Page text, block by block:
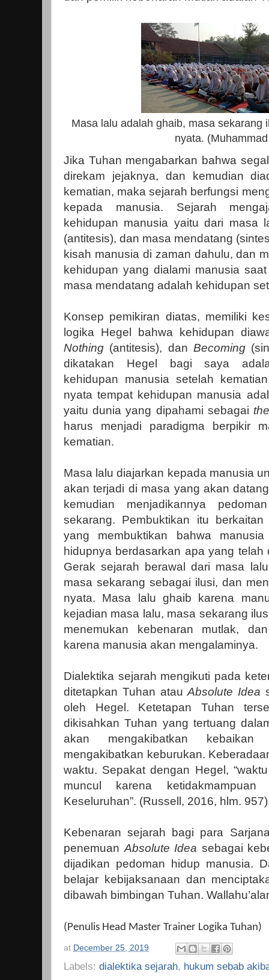
Masa lalu adalah ghaib, masa sekarang
nyata.
Jika Tuhan mengabarkan bahwa
direkam jejaknya, dan kemudian
kematian, maka sejarah berfungsi
kepada manusia. Sejarah
kehidupan manusia yaitu dari masa
(antitesis), dan masa mendatang
kisah manusia di zaman dahulu, dan
kehidupan yang dialami manusia
masa mendatang adalah kehidupan
Konsep pemikiran diatas, memiliki
logika Hegel bahwa kehidupan
Nothing (antitesis), dan Becoming
dikatakan Hegel bagi saya
kehidupan manusia setelah
nyata tempat kehidupan manusia
yaitu dunia yang dipahami sebagai
harus menjadi paradigma berpikir
kematian.
Masa lalu diajarkan kepada manusia
akan terjadi di masa yang akan
kemudian menjadikannya
sekarang. Pembuktikan itu
yang membuktikan bahwa
hidupnya berdasarkan apa yang
Gerak sejarah berawal dari masa
masa sekarang sebagai ilusi, dan
nyata. Masa lalu ghaib karena
kejadian masa lalu, masa sekarang
menemukan kebenaran mutlak,
karena manusia akan mengalaminya.
Dialektika sejarah mengikuti pada
ditetapkan Tuhan atauAbsolute Idea
oleh Hegel. Ketetapan Tuhan
dikisahkan Tuhan yang tertuang
akan mengakibatkan
mengakibatkan keburukan.
waktu. Sepakat dengan Hegel,
muncul karena
Keseluruhan”. (Russell, 2016, hlm.
Kebenaran sejarah bagi para
penemuanAbsolute Idea sebagai
dijadikan pedoman hidup manusia.
belajar kebijaksanaan dan
dibawah bimbingan Tuhan.
(Penulis Head Master Trainer Logika Tuhan)
at December 25, 2019
Labels: dialektika sejarah, hukum sebab